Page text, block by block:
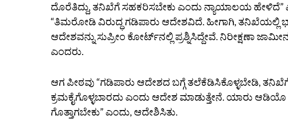
ದೊರೆತಿದ್ದು, ತನಿಖೆಗೆ ಸಹಕರಿಸಬೇಕು ಎಂದು ನ್ಯಾಯಾಲಯ ಹೇಳಿದೆ”
“ತಿಮರೋಡಿ ವಿರುದ್ಧ ಗಡಿಪಾರು ಆದೇಶವಿದೆ. ಹೀಗಾಗಿ, ತನಿಖೆಯಲ್ಲಿ
ಆದೇಶವನ್ನು ಸುಪ್ರೀಂ ಕೋರ್ಟ್‌ನಲ್ಲಿ ಪ್ರಶ್ನಿಸಿದ್ದೇವೆ. ನಿರೀಕ್ಷಣಾ
ಎಂದರು.
ಆಗ ಪೀಠವು “ಗಡಿಪಾರು ಆದೇಶದ ಬಗ್ಗೆ ತಲೆಕೆಡಿಸಿಕೊಳ್ಳಬೇಡಿ,
ಕ್ರಮಕೈಗೊಳ್ಳಬಾರದು ಎಂದು ಆದೇಶ ಮಾಡುತ್ತೇನೆ. ಯಾರು
ಗೊತ್ತಾಗಬೇಕು” ಎಂದು, ಆದೇಶಿಸಿತು.